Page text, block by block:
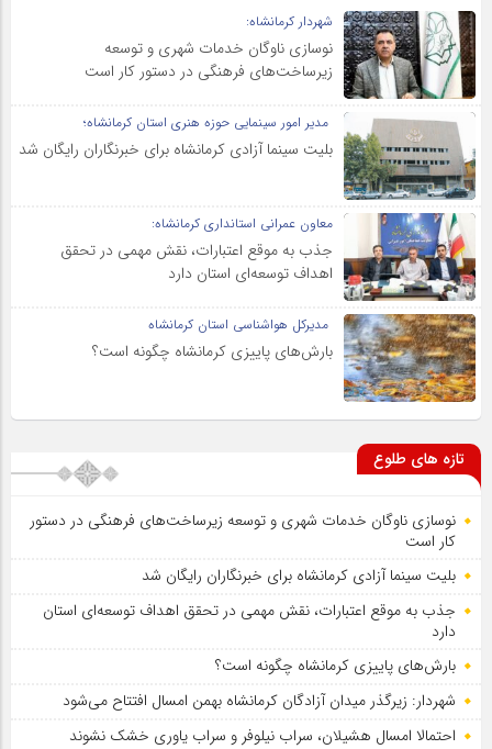
شهردار کرمانشاه:
نوسازی ناوگان خدمات شهری و توسعه
زیرساخت‌های فرهنگی در دستور کار است
مدیر امور سینمایی حوزه هنری استان کرمانشاه؛
بلیت سینما آزادی کرمانشاه برای خبرنگاران رایگان شد
معاون عمرانی استانداری کرمانشاه:
جذب به موقع اعتبارات، نقش مهمی در تحقق
اهداف توسعه‌ای استان دارد
مدیرکل هواشناسی استان کرمانشاه
بارش‌های پاییزی کرمانشاه چگونه است؟
تازه های طلوع
نوسازی ناوگان خدمات شهری و توسعه زیرساخت‌های فرهنگی در دستور
کار است
بلیت سینما آزادی کرمانشاه برای خبرنگاران رایگان شد
جذب به موقع اعتبارات، نقش مهمی در تحقق اهداف توسعه‌ای استان
دارد
بارش‌های پاییزی کرمانشاه چگونه است؟
شهردار: زیرگذر میدان آزادگان کرمانشاه بهمن امسال افتتاح می‌شود
احتمالا امسال هشیلان، سراب نیلوفر و سراب یاوری خشک نشوند